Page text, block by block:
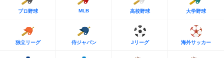
プロ野球 MLB 高校野球 大学野球
独立リーグ 侍ジャパン Jリーグ 海外サッカー